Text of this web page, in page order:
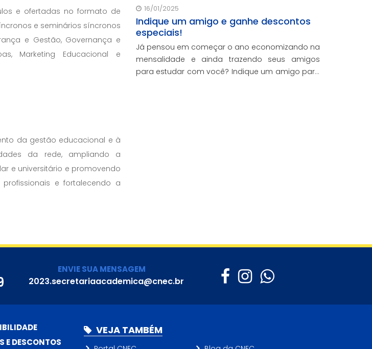
e ofertadas no formato de
e seminários síncronos
e Gestão, Governança e
Marketing Educacional e
da gestão educacional e à
da rede, ampliando a
e universitário e promovendo
e fortalecendo a
estamos aqui para te ajudar a transformar
metas em conquistas reais.
16/01/2025
Indique um amigo e ganhe descontos
especiais!
Já pensou em começar o ano economizando na
mensalidade e ainda trazendo seus amigos
para estudar com você? Indique um amigo para
ENVIE SUA MENSAGEM
2023.secretariaacademica@cnec.br
E DESCONTOS
VEJA TAMBÉM